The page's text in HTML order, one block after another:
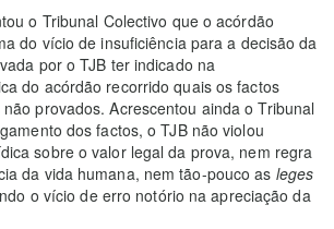
o Tribunal Colectivo que o acórdão
do vício de insuficiência para a decisão da
por o TJB ter indicado na
do acórdão recorrido quais os factos
provados. Acrescentou ainda o Tribunal
dos factos, o TJB não violou
sobre o valor legal da prova, nem regra
da vida humana, nem tão-pouco as leges
o vício de erro notório na apreciação da